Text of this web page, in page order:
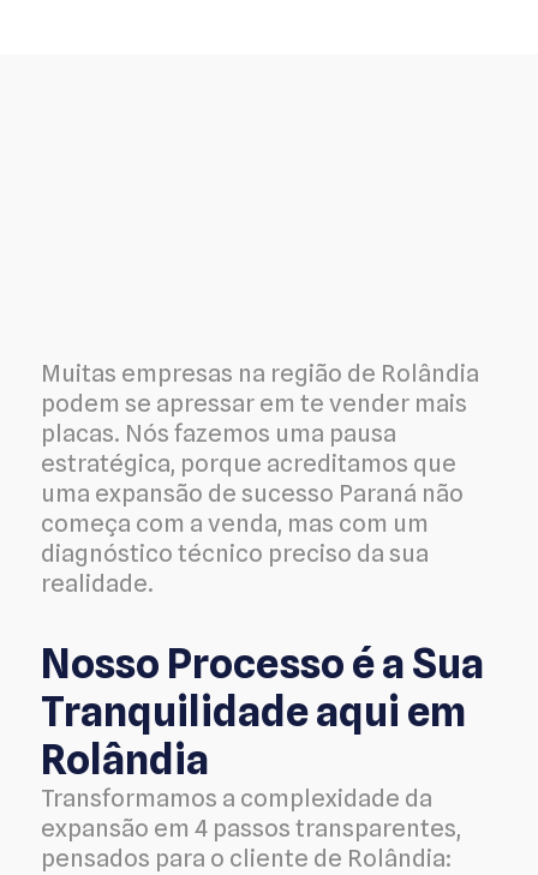
Muitas empresas na região de Rolândia
podem se apressar em te vender mais
placas. Nós fazemos uma pausa
estratégica, porque acreditamos que
uma expansão de sucesso Paraná não
começa com a venda, mas com um
diagnóstico técnico preciso da sua
realidade.
Nosso Processo é a Sua
Tranquilidade aqui em
Rolândia
Transformamos a complexidade da
expansão em 4 passos transparentes,
pensados para o cliente de Rolândia: